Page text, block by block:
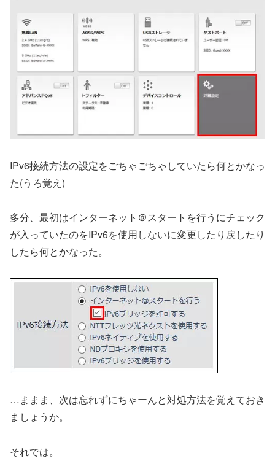
IPv6接続方法の設定をごちゃごちゃしていたら何とかなっ
た(うろ覚え)
多分、最初はインターネット＠スタートを行うにチェック
が入っていたのをIPv6を使用しないに変更したり戻したり
したら何とかなった。
…ままま、次は忘れずにちゃーんと対処方法を覚えておき
ましょうか。
それでは。